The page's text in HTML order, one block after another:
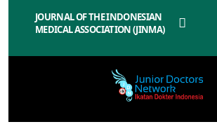
JOURNAL OF THE INDONESIAN
MEDICAL ASSOCIATION (JINMA)